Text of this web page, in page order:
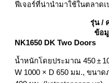
ฟีเจอร์ที่น่านำมาใช้ในตลาด
รุ่น /
ข้อ
NK1650 DK Two Doors
น้ำหนักโดยประมาณ 450 ±
W 1000 × D 650 มม., ขนาด